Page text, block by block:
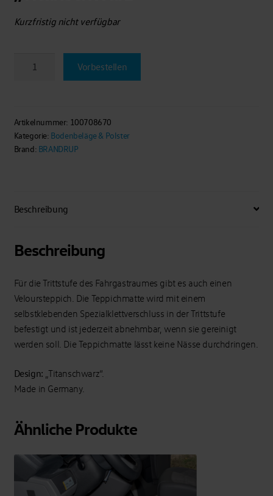
Kurzfristig nicht verfügbar
Trittstufe
im
Fahrgastraum
„Titanschwarz"
Vorbestellen
Artikelnummer: 100708670
Kategorie: Bodenbeläge & Polster
Brand: BRANDRUP
Beschreibung
Beschreibung
Für die Trittstufe des Fahrgastraumes gibt es auch einen
Veloursteppich. Die Teppichmatte wird mit einem
selbstklebenden Spezialklettverschluss in der Trittstufe
befestigt und ist jederzeit abnehmbar, wenn sie gereinigt
werden soll. Die Teppichmatte lässt keine Nässe durchdringen.
Design: „Titanschwarz“.
Made in Germany.
Ähnliche Produkte